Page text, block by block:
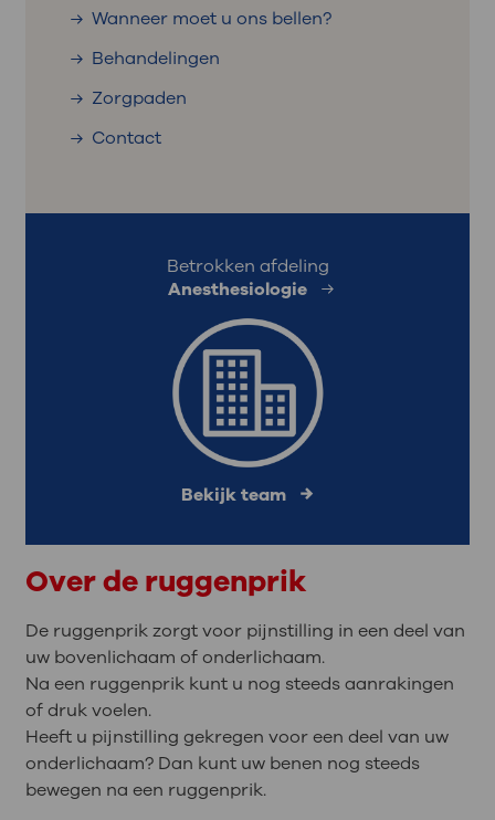
Wanneer moet u ons bellen?
Behandelingen
Zorgpaden
Contact
Betrokken afdeling
Anesthesiologie
Bekijk team
Over de ruggenprik
De ruggenprik zorgt voor pijnstilling in een deel van
uw bovenlichaam of onderlichaam.
Na een ruggenprik kunt u nog steeds aanrakingen
of druk voelen.
Heeft u pijnstilling gekregen voor een deel van uw
onderlichaam? Dan kunt uw benen nog steeds
bewegen na een ruggenprik.